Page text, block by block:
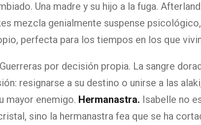
Una madre y su hijo a la fuga.
mezcla genialmente suspense
perfecta para los tiempos en los que
por decisión propia. La sangre
resignarse a su destino o unirse a las
mayor enemigo. Hermanastra. Isabelle no
sino la hermanastra fea que se ha